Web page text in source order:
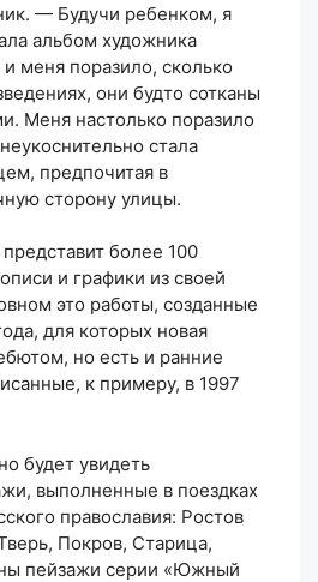
— Будучи ребенком, я
альбом художника
меня поразило, сколько
они будто сотканы
Меня настолько поразило
стала
предпочитая в
сторону улицы.
более 100
и графики из своей
это работы, созданные
для которых новая
но есть и ранние
к примеру, в 1997
будет увидеть
выполненные в поездках
православия: Ростов
Покров, Старица,
пейзажи серии «Южный